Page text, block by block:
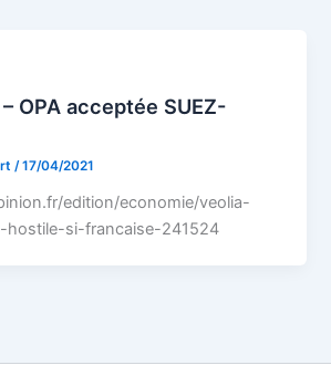
OPA acceptée SUEZ-
/17/04/2021
edition/economie/veolia-
si-francaise-241524